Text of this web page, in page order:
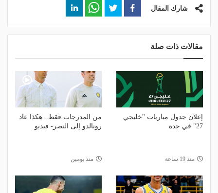
شارك المقال
مقالات ذات صلة
إعلان جدول مباريات "خليجي
27" في جدة
منذ 19 ساعة
من المدرجات فقط.. هكذا عاد
رونالدو إلى النصر- فيديو
منذ يومين